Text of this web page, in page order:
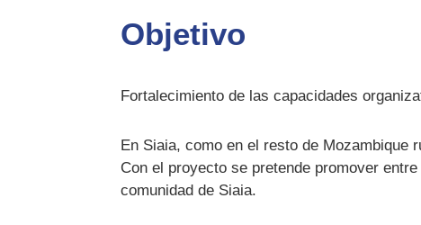
Objetivo
Fortalecimiento de las capacidades
En Siaia, como en el resto de Mozambique
Con el proyecto se pretende promover
comunidad de Siaia.